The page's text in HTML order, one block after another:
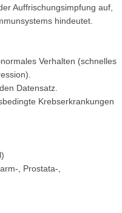
Auffrischungsimpfung auf,
hindeutet.
Verhalten (schnelles
Datensatz.
Krebserkrankungen
, Prostata-,